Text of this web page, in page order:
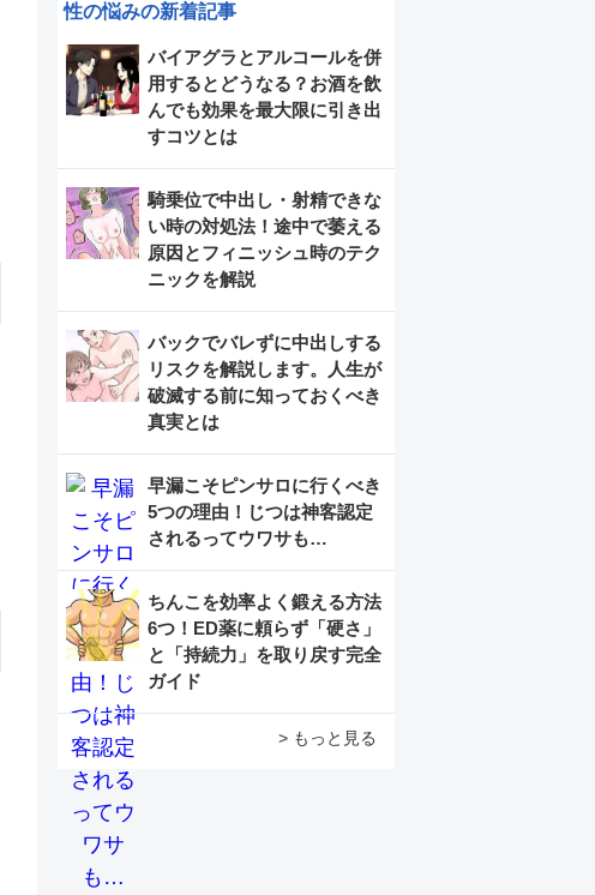
性の悩みの新着記事
バイアグラとアルコールを併
用するとどうなる？お酒を飲
んでも効果を最大限に引き出
すコツとは
騎乗位で中出し・射精できな
い時の対処法！途中で萎える
原因とフィニッシュ時のテク
ニックを解説
バックでバレずに中出しする
リスクを解説します。人生が
破滅する前に知っておくべき
真実とは
早漏こそピンサロに行くべき
5つの理由！じつは神客認定
されるってウワサも…
ちんこを効率よく鍛える方法
6つ！ED薬に頼らず「硬さ」
と「持続力」を取り戻す完全
ガイド
> もっと見る